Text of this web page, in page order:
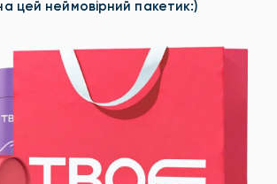
цей неймовірний пакетик:)